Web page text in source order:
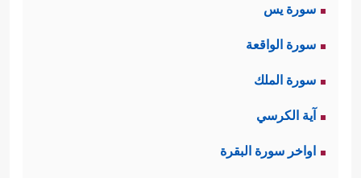
سورة يس
سورة الواقعة
سورة الملك
آية الكرسي
اواخر سورة البقرة